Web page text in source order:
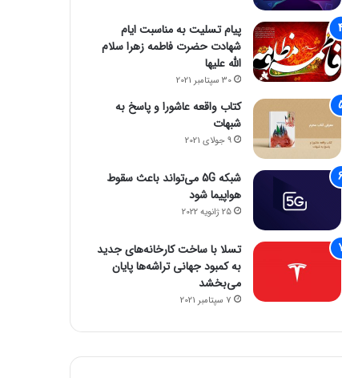
راز فروکش‌کردن موج DeepSeek در بازار هوش مصنوعی
8 ژانویه 2026
پاسخ سامسونگ به اپل: گلکسی واید فولد، رقیبی برای آیفون تاشو و آیپد
پیام تسلیت به مناسبت ایام
شهادت حضرت فاطمه زهرا سلام
الله علیها
30 سپتامبر 2021
کتاب واقعه عاشورا و پاسخ به
شبهات
9 جولای 2021
شبکه 5G می‌تواند باعث سقوط
هواپیما شود
25 ژانویه 2022
تسلا با ساخت کارخانه‌های جدید
به کمبود جهانی تراشه‌ها پایان
می‌بخشد
7 سپتامبر 2021